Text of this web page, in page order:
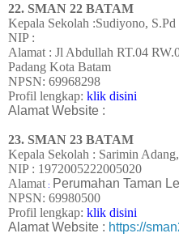
22. SMAN 22 BATAM
Kepala Sekolah :Sudiyono, S.Pd
NIP :
Alamat : Jl Abdullah RT.04
Padang Kota Batam
NPSN: 69968298
Profil lengkap: klik disini
Alamat Website :
23. SMAN 23 BATAM
Kepala Sekolah : Sarimin
NIP : 1972005222005020
Alamat : Perumahan Taman
NPSN: 69980500
Profil lengkap: klik disini
Alamat Website : https://